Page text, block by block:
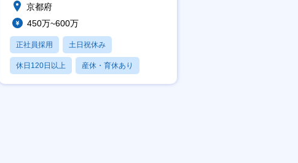
京都府
450万~600万
正社員採用 土日祝休み
休日120日以上 産休・育休あり
賞与あり